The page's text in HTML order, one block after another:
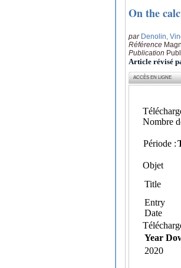
On the
par Denolin,
Référence
Publication
Article révisé
ACCÈS EN LIGNE